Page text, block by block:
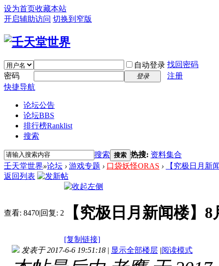
设为首页收藏本站
开启辅助访问 切换到窄版
自动登录 找回密码
密码
登录
注册
快捷导航
论坛公告
论坛BBS
排行榜Ranklist
搜索
搜索 搜索 热搜: 资料集合
壬天堂世界»论坛 › 游戏专题 › 口袋妖怪ORAS ›
【究极日月新
返回列表
查看: 8470|回复: 2 【究极日月新闻楼】
[复制链接]
发表于 2017-6-6 19:51:18 | 显示全部楼层 |阅读模式